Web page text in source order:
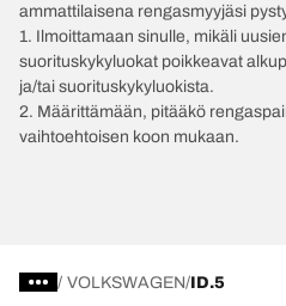
ammattilaisena rengasmyyjäsi
1. Ilmoittamaan sinulle, mikäli
suorituskykyluokat poikkeavat
ja/tai suorituskykyluokista.
2. Määrittämään, pitääkö
vaihtoehtoisen koon mukaan.
/ VOLKSWAGEN ID.5